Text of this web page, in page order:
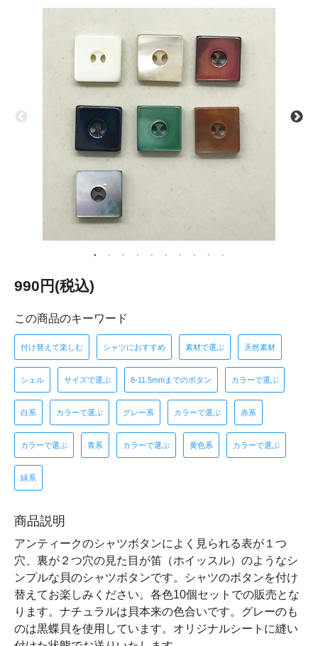
990円(税込)
この商品のキーワード
付け替えて楽しむ シャツにおすすめ 素材で選ぶ 天然素材
シェル サイズで選ぶ 8-11.5mmまでのボタン カラーで選ぶ
白系 カラーで選ぶ グレー系 カラーで選ぶ 赤系
カラーで選ぶ 青系 カラーで選ぶ 黄色系 カラーで選ぶ
緑系
商品説明
アンティークのシャツボタンによく見られる表が１つ
穴、裏が２つ穴の見た目が笛（ホイッスル）のようなシ
ンプルな貝のシャツボタンです。シャツのボタンを付け
替えてお楽しみください。各色10個セットでの販売とな
ります。ナチュラルは貝本来の色合いです。グレーのも
のは黒蝶貝を使用しています。オリジナルシートに縫い